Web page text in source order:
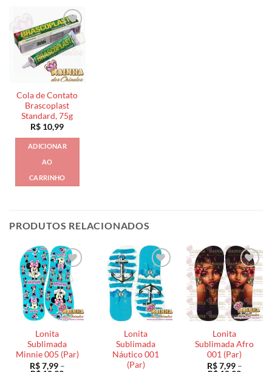
Cola de Contato
Brascoplast
Standard, 75g
R$ 10,99
ADICIONAR
AO
CARRINHO
PRODUTOS RELACIONADOS
Lonita
Sublimada
Minnie 005 (Par)
R$7,99 –
Lonita
Sublimada
Náutico 001
(Par)
Lonita
Sublimada Afro
001 (Par)
R$7,99 –